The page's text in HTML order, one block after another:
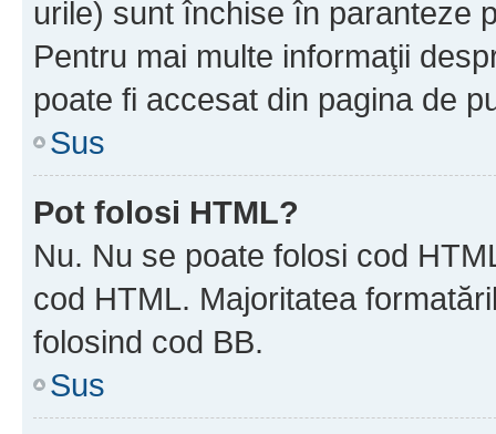
urile) sunt închise în paranteze
Pentru mai multe informaţii
poate fi accesat din pagina de
Sus
Pot folosi HTML?
Nu. Nu se poate folosi cod
cod HTML. Majoritatea
folosind cod BB.
Sus